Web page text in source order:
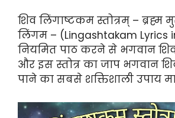
शिव लिंगाष्टकम स्तोत्रम् – ब्रह्म
लिंगम – (Lingashtakam Lyrics
नियमित पाठ करने से भगवान शिव
और इस स्तोत्र का जाप भगवान
पाने का सबसे शक्तिशाली उपाय